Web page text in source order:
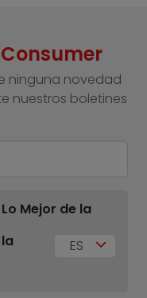
Consumer
ninguna novedad
nuestros boletines
Mejor de la
ES